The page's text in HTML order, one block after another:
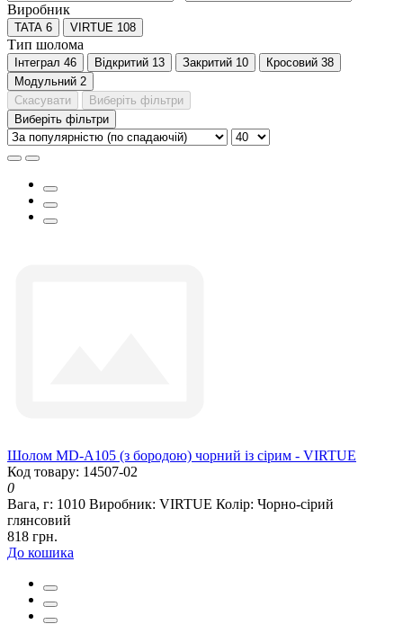
Виробник
TATA 6 VIRTUE 108
Тип шолома
Інтеграл 46 Відкритий 13 Закритий 10 Кросовий 38
Модульний 2
Скасувати
Виберіть фільтри
Виберіть фільтри
Шолом MD-А105 (з бородою) чорний із сірим - VIRTUE
Код товару: 14507-02
0
Вага, г: 1010 Виробник: VIRTUE Колір: Чорно-сірий
глянсовий
818 грн.
До кошика